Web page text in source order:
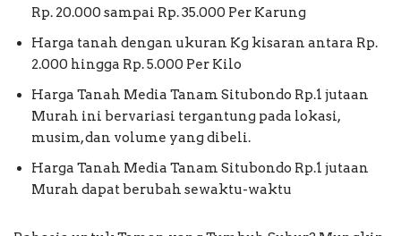
Rp. 20.000 sampai Rp. 35.000 Per Karung
Harga tanah dengan ukuran Kg kisaran antara Rp.
2.000 hingga Rp. 5.000 Per Kilo
Harga Tanah Media Tanam Situbondo Rp.1 jutaan
Murah ini bervariasi tergantung pada lokasi,
musim, dan volume yang dibeli.
Harga Tanah Media Tanam Situbondo Rp.1 jutaan
Murah dapat berubah sewaktu-waktu